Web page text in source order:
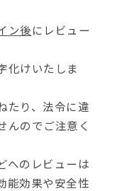
ン後にレビュー
化けいたしま
たり、法令に違
んのでご注意く
へのレビューは
能効果や安全性